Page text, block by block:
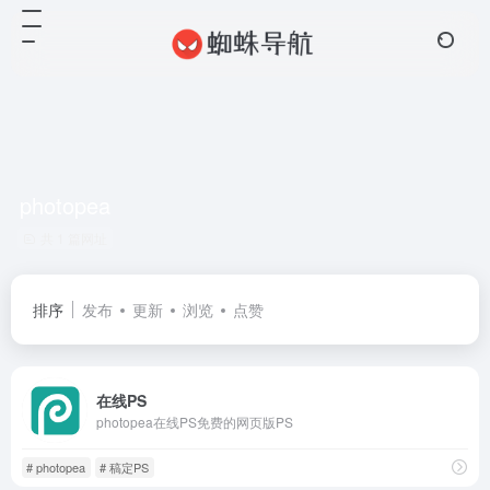
排序 发布 更新 浏览 点赞
在线PS
photopea在线PS免费的网页版PS
# photopea # 稿定PS